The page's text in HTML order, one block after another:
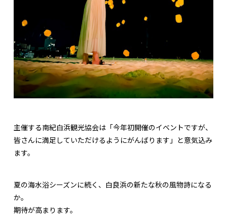
主催する南紀白浜観光協会は「今年初開催のイベントですが、
皆さんに満足していただけるようにがんばります」と意気込み
ます。
夏の海水浴シーズンに続く、白良浜の新たな秋の風物詩になる
か。
期待が高まります。